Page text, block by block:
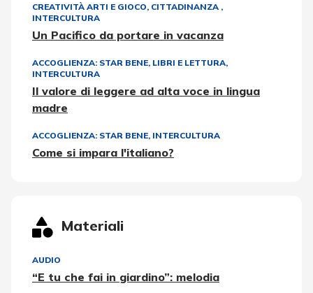
CREATIVITÀ ARTI E GIOCO, CITTADINANZA ,
INTERCULTURA
Un Pacifico da portare in vacanza
ACCOGLIENZA: STAR BENE, LIBRI E LETTURA,
INTERCULTURA
Il valore di leggere ad alta voce in lingua
madre
ACCOGLIENZA: STAR BENE, INTERCULTURA
Come si impara l'italiano?
Materiali
AUDIO
“E tu che fai in giardino”: melodia